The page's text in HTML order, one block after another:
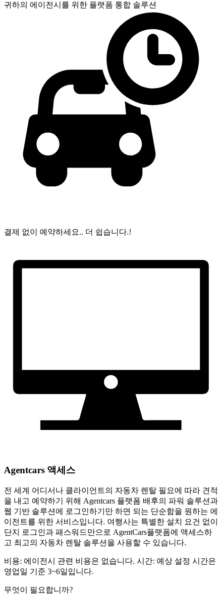
귀하의 에이전시를 위한 플랫폼 통합 솔루션
결제 없이 예약하세요.. 더 쉽습니다.!
Agentcars 액세스
전 세계 어디서나 클라이언트의 자동차 렌탈 필요에 따라 견적
을 내고 예약하기 위해 Agentcars 플랫폼 배후의 파워 솔루션과
웹 기반 솔루션에 로그인하기만 하면 되는 단순함을 원하는 에
이전트를 위한 서비스입니다. 여행사는 특별한 설치 요건 없이
단지 로그인과 패스워드만으로 AgentCars플랫폼에 액세스하
고 최고의 자동차 렌탈 솔루션을 사용할 수 있습니다.
비용: 에이전시 관련 비용은 없습니다. 시간: 예상 설정 시간은
영업일 기준 3~6일입니다.
무엇이 필요합니까?